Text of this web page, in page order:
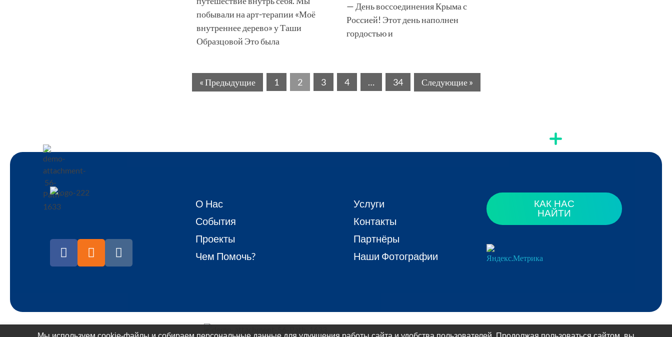
побывали на арт-терапии «Моё
внутреннее дерево» у Таши
Образцовой Это была
— День воссоединения Крыма с
Россией! Этот день наполнен
гордостью и
« Предыдущие 1 2 3 4 … 34 Следующие »
О Нас
События
Проекты
Чем Помочь?
Услуги
Контакты
Партнёры
Наши Фотографии
КАК НАС
НАЙТИ